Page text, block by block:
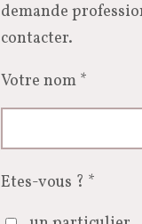
demande
contacter.
Votre nom *
Etes-vous ? *